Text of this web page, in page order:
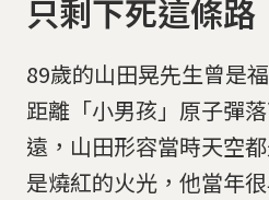
只剩下死這條路
89歲的山田晃先生曾是
距離「小男孩」原子彈
遠，山田形容當時天空
是燒紅的火光，他當年